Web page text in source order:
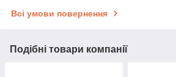
Всі умови повернення
Подібні товари компанії